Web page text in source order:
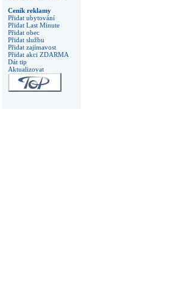
Ceník reklamy
Přidat ubytování
Přidat Last Minute
Přidat obec
Přidat službu
Přidat zajímavost
Přidat akci ZDARMA
Dát tip
Aktualizovat